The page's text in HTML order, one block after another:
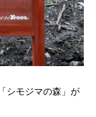
シモジマの森」が